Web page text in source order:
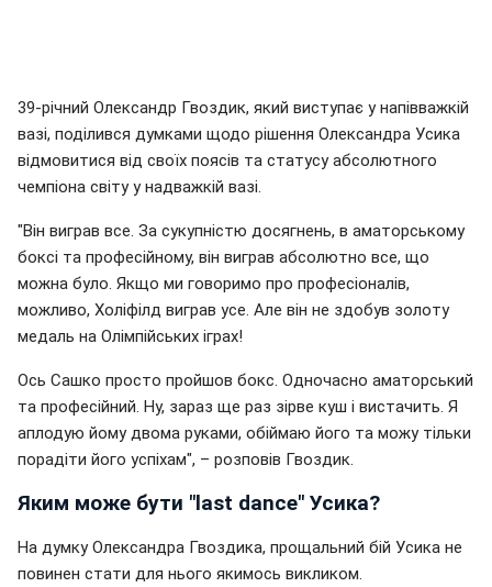
39-річний Олександр Гвоздик, який виступає у напівважкій
вазі, поділився думками щодо рішення Олександра Усика
відмовитися від своїх поясів та статусу абсолютного
чемпіона світу у надважкій вазі.
"Він виграв все. За сукупністю досягнень, в аматорському
боксі та професійному, він виграв абсолютно все, що
можна було. Якщо ми говоримо про професіоналів,
можливо, Холіфілд виграв усе. Але він не здобув золоту
медаль на Олімпійських іграх!
Ось Сашко просто пройшов бокс. Одночасно аматорський
та професійний. Ну, зараз ще раз зірве куш і вистачить. Я
аплодую йому двома руками, обіймаю його та можу тільки
порадіти його успіхам", – розповів Гвоздик.
Яким може бути "last dance" Усика?
На думку Олександра Гвоздика, прощальний бій Усика не
повинен стати для нього якимось викликом.